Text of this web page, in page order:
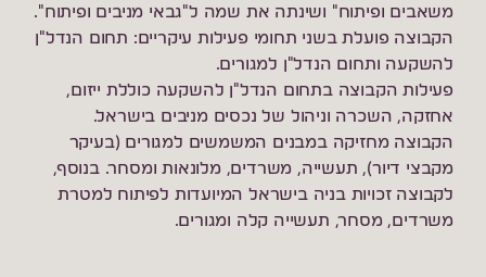
משאבים ופיתוח" ושינתה את שמה ל"גבאי מניבים ופיתוח".
הקבוצה פועלת בשני תחומי פעילות עיקריים: תחום הנדל"ן
להשקעה ותחום הנדל"ן למגורים.
פעילות הקבוצה בתחום הנדל"ן להשקעה כוללת ייזום,
אחזקה, השכרה וניהול של נכסים מניבים בישראל.
הקבוצה מחזיקה במבנים המשמשים למגורים (בעיקר
מקבצי דיור), תעשייה, משרדים, מלונאות ומסחר. בנוסף,
לקבוצה זכויות בניה בישראל המיועדות לפיתוח למטרת
משרדים, מסחר, תעשייה קלה ומגורים.